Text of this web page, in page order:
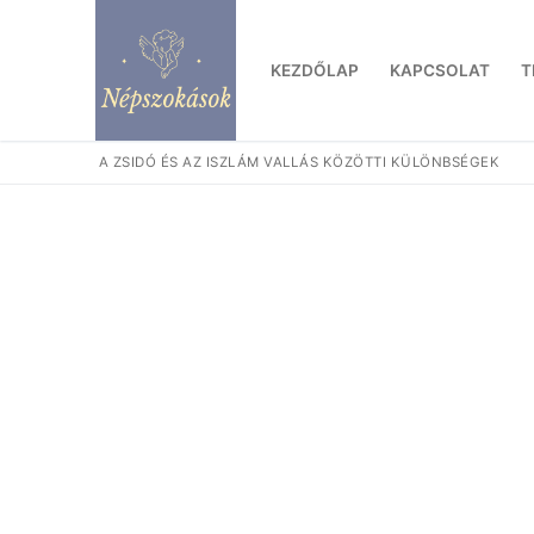
KEZDŐLAP KAPCSOLAT
A ZSIDÓ ÉS AZ ISZLÁM VALLÁS KÖZÖTTI KÜLÖNBSÉGEK